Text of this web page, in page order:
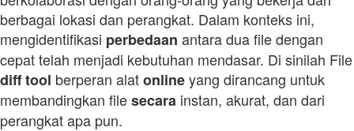
berbagai lokasi dan perangkat. Dalam konteks ini,
mengidentifikasi perbedaan antara dua file dengan
cepat telah menjadi kebutuhan mendasar. Di sinilah File
difftool berperan alatonlineyang dirancang untuk
membandingkan filesecara instan, akurat, dan dari
perangkat apa pun.